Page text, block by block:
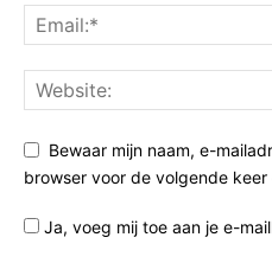
Bewaar mijn naam, e-
browser voor de volgende
Ja, voeg mij toe aan je e-